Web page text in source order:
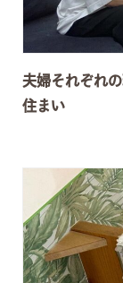
夫婦それぞれ
住まい